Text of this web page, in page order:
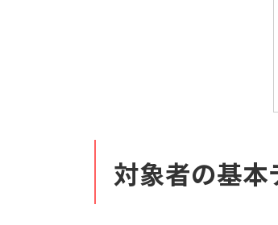
対象者の基本